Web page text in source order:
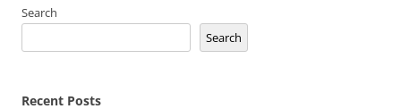
Search
Search
Recent Posts